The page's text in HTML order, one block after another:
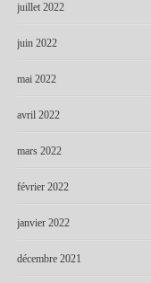
juillet 2022
juin 2022
mai 2022
avril 2022
mars 2022
février 2022
janvier 2022
décembre 2021